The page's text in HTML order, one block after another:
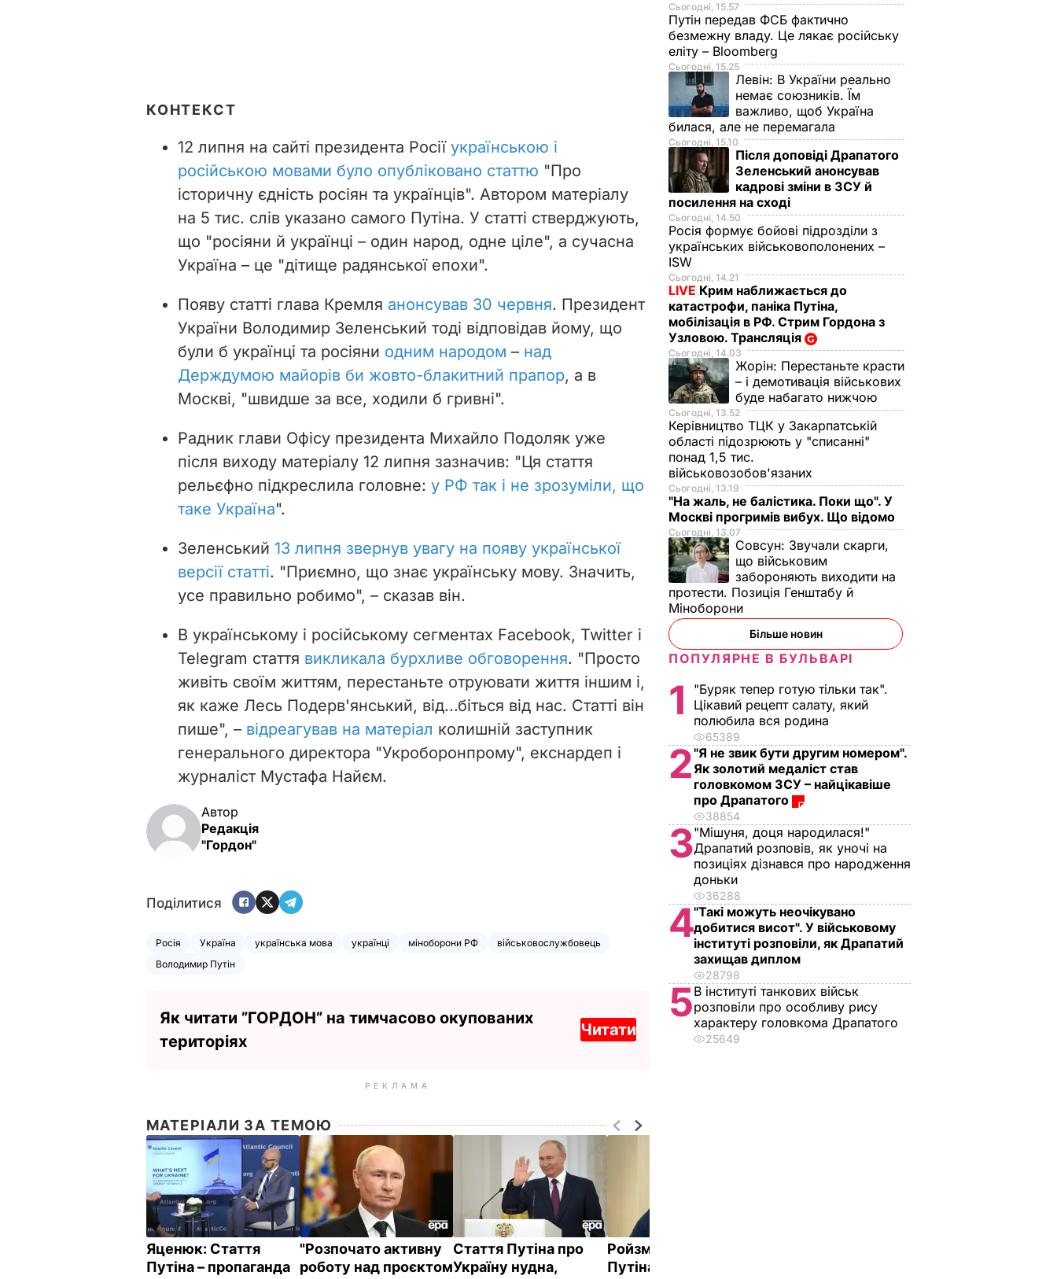
КОНТЕКСТ
12 липня на сайті президента Росії українською і
російською мовами було опубліковано статтю "Про
історичну єдність росіян та українців". Автором матеріалу
на 5 тис. слів указано самого Путіна. У статті стверджують,
що "росіяни й українці – один народ, одне ціле", а сучасна
Україна – це "дітище радянської епохи".
Появу статті глава Кремля анонсував 30 червня. Президент
України Володимир Зеленський тоді відповідав йому, що
були б українці та росіяни одним народом – над
Держдумою майорів би жовто-блакитний прапор, а в
Москві, "швидше за все, ходили б гривні".
Радник глави Офісу президента Михайло Подоляк уже
після виходу матеріалу 12 липня зазначив: "Ця стаття
рельєфно підкреслила головне: у РФ так і не зрозуміли, що
таке Україна".
Зеленський 13 липня звернув увагу на появу української
версії статті. "Приємно, що знає українську мову. Значить,
усе правильно робимо", – сказав він.
В українському і російському сегментах Facebook, Twitter і
Telegram стаття викликала бурхливе обговорення. "Просто
живіть своїм життям, перестаньте отруювати життя іншим і,
як каже Лесь Подерв'янський, від...біться від нас. Статті він
пише", – відреагував на матеріал колишній заступник
генерального директора "Укроборонпрому", екснардеп і
журналіст Мустафа Найєм.
Автор
Редакція
"Гордон"
Поділитися
Росія Україна українська мова українці міноборони РФ
військовослужбовець
Володимир Путін
Як читати ”ГОРДОН” на тимчасово окупованих
територіях
Читати
РЕКЛАМА
МАТЕРІАЛИ ЗА ТЕМОЮ
Яценюк: Стаття
Путіна – пропаганда
"Розпочато активну
роботу над проєктом
Стаття Путіна про
Україну нудна,
Ройзман про статтю
Путіна щодо України:
Сьогодні, 15.57
Путін передав ФСБ фактично
безмежну владу. Це лякає російську
еліту – Bloomberg
Сьогодні, 15.25
Левін: В України реально
немає союзників. Їм
важливо, щоб Україна
билася, але не перемагала
Сьогодні, 15.10
Після доповіді Драпатого
Зеленський анонсував
кадрові зміни в ЗСУ й
посилення на сході
Сьогодні, 14.50
Росія формує бойові підрозділи з
українських військовополонених –
ISW
Сьогодні, 14.21
LIVE Крим наближається до
катастрофи, паніка Путіна,
мобілізація в РФ. Стрим Гордона з
Узловою. Трансляція
Сьогодні, 14.03
Жорін: Перестаньте красти
– і демотивація військових
буде набагато нижчою
Сьогодні, 13.52
Керівництво ТЦК у Закарпатській
області підозрюють у "списанні"
понад 1,5 тис.
військовозобов'язаних
Сьогодні, 13.19
"На жаль, не балістика. Поки що". У
Москві прогримів вибух. Що відомо
Сьогодні, 13.07
Совсун: Звучали скарги,
що військовим
забороняють виходити на
протести. Позиція Генштабу й
Міноборони
Більше новин
ПОПУЛЯРНЕ В БУЛЬВАРІ
1
"Буряк тепер готую тільки так".
Цікавий рецепт салату, який
полюбила вся родина
65389
2"Я не звик бути другим номером".
Як золотий медаліст став
головкомом ЗСУ – найцікавіше
про Драпатого
38854
3"Мішуня, доця народилася!"
Драпатий розповів, як уночі на
позиціях дізнався про народження
доньки
36288
4"Такі можуть неочікувано
добитися висот". У військовому
інституті розповіли, як Драпатий
захищав диплом
28798
5В інституті танкових військ
розповіли про особливу рису
характеру головкома Драпатого
25649